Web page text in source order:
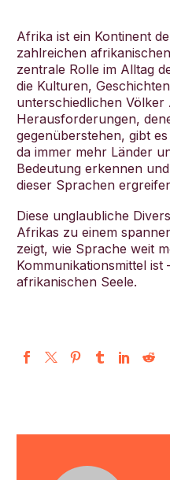
Afrika ist ein Kontinent
zahlreichen
zentrale Rolle im Alltag
die Kulturen,
unterschiedlichen
Herausforderungen,
gegenüberstehen, gibt
da immer mehr Länder
Bedeutung erkennen
dieser Sprachen
Diese unglaubliche
Afrikas zu einem
zeigt, wie Sprache weit
Kommunikationsmittel ist
afrikanischen Seele.